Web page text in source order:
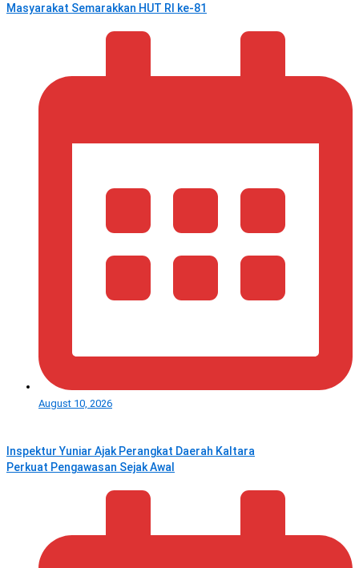
Masyarakat Semarakkan HUT RI ke-81
August 10, 2026
Inspektur Yuniar Ajak Perangkat Daerah Kaltara
Perkuat Pengawasan Sejak Awal